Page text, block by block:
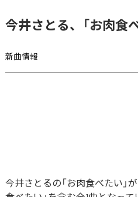
今井さとる、「お肉食
新曲情報
今井さとるの「お肉食べたい」